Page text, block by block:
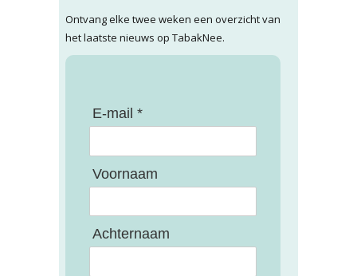
Ontvang elke twee weken een overzicht van
het laatste nieuws op TabakNee.
E-mail *
Voornaam
Achternaam